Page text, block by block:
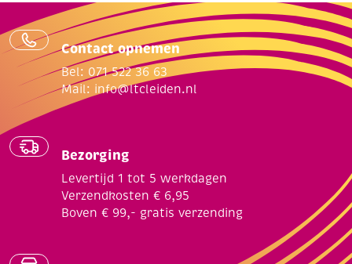
Contact opnemen
Bel: 071 522 36 63
Mail: info@ltcleiden.nl
Bezorging
Levertijd 1 tot 5 werkdagen
Verzendkosten € 6,95
Boven € 99,- gratis verzending